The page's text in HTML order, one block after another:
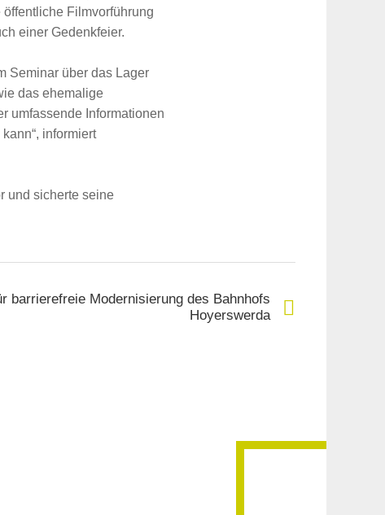
Filmvorführung
einer Gedenkfeier.
Seminar über das Lager
das ehemalige
umfassende Informationen
informiert
und sicherte seine
barrierefreie Modernisierung des Bahnhofs
Hoyerswerda